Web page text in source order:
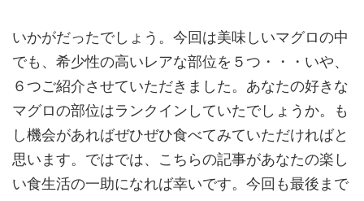
いかがだったでしょう。今回は美味しいマグロの中
でも、希少性の高いレアな部位を５つ・・・いや、
６つご紹介させていただきました。あなたの好きな
マグロの部位はランクインしていたでしょうか。も
し機会があればぜひぜひ食べてみていただければと
思います。ではでは、こちらの記事があなたの楽し
い食生活の一助になれば幸いです。今回も最後まで